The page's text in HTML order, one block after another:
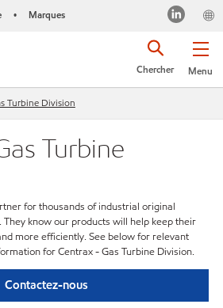
• Marques
Menu
Chercher
Turbine Division
Turbine
for thousands of industrial original
know our products will help keep their
more efficiently. See below for relevant
for Centrax - Gas Turbine Division.
Contactez-nous